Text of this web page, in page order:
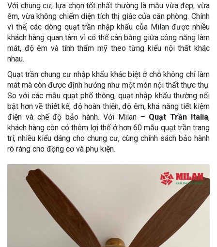
Với chung cư, lựa chọn tốt nhất thường là mẫu vừa đẹp, vừa
êm, vừa không chiếm diện tích thị giác của căn phòng. Chính
vì thế, các dòng quạt trần nhập khẩu của Milan được nhiều
khách hàng quan tâm vì có thể cân bằng giữa công năng làm
mát, độ êm và tính thẩm mỹ theo từng kiểu nội thất khác
nhau.
Quạt trần chung cư nhập khẩu khác biệt ở chỗ không chỉ làm
mát mà còn được định hướng như một món nội thất thực thụ.
So với các mẫu quạt phổ thông, quạt nhập khẩu thường nổi
bật hơn về thiết kế, độ hoàn thiện, độ êm, khả năng tiết kiệm
điện và chế độ bảo hành. Với Milan – Quạt Trần Italia,
khách hàng còn có thêm lợi thế ở hơn 60 mẫu quạt trần trang
trí, nhiều kiểu dáng cho chung cư, cùng chính sách bảo hành
rõ ràng cho động cơ và phụ kiện.